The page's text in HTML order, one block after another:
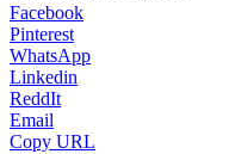
Facebook
Pinterest
WhatsApp
Linkedin
ReddIt
Email
Copy URL